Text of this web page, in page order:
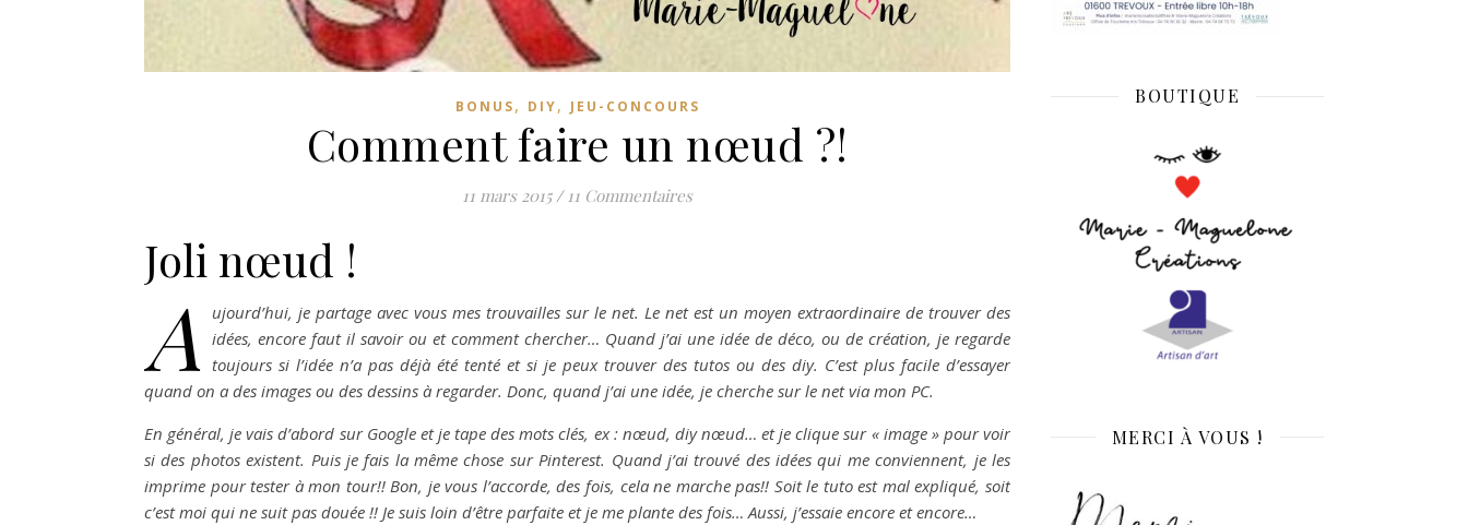
BONUS, DIY, JEU-CONCOURS
Comment faire un nœud ?!
11 mars 2015 / 11 Commentaires
Joli nœud !
A
ujourd’hui, je partage avec vous mes trouvailles sur le net. Le net est un moyen extraordinaire de trouver des
idées, encore faut il savoir ou et comment chercher… Quand j’ai une idée de déco, ou de création, je regarde
toujours si l’idée n’a pas déjà été tenté et si je peux trouver des tutos ou des diy. C’est plus facile d’essayer
quand on a des images ou des dessins à regarder. Donc, quand j’ai une idée, je cherche sur le net via mon PC.
En général, je vais d’abord sur Google et je tape des mots clés, ex : nœud, diy nœud… et je clique sur « image » pour voir
si des photos existent. Puis je fais la même chose sur Pinterest. Quand j’ai trouvé des idées qui me conviennent, je les
imprime pour tester à mon tour!! Bon, je vous l’accorde, des fois, cela ne marche pas!! Soit le tuto est mal expliqué, soit
c’est moi qui ne suit pas douée !! Je suis loin d’être parfaite et je me plante des fois… Aussi, j’essaie encore et encore…
BOUTIQUE
MERCI À VOUS !